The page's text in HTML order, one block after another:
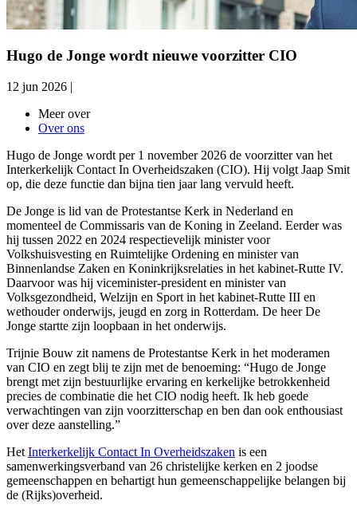
Hugo de Jonge wordt nieuwe voorzitter CIO
12 jun 2026 |
Meer over
Over ons
Hugo de Jonge wordt per 1 november 2026 de voorzitter van het
Interkerkelijk Contact In Overheidszaken (CIO). Hij volgt Jaap Smit
op, die deze functie dan bijna tien jaar lang vervuld heeft.
De Jonge is lid van de Protestantse Kerk in Nederland en
momenteel de Commissaris van de Koning in Zeeland. Eerder was
hij tussen 2022 en 2024 respectievelijk minister voor
Volkshuisvesting en Ruimtelijke Ordening en minister van
Binnenlandse Zaken en Koninkrijksrelaties in het kabinet-Rutte IV.
Daarvoor was hij viceminister-president en minister van
Volksgezondheid, Welzijn en Sport in het kabinet-Rutte III en
wethouder onderwijs, jeugd en zorg in Rotterdam. De heer De
Jonge startte zijn loopbaan in het onderwijs.
Trijnie Bouw zit namens de Protestantse Kerk in het moderamen
van CIO en zegt blij te zijn met de benoeming: “Hugo de Jonge
brengt met zijn bestuurlijke ervaring en kerkelijke betrokkenheid
precies de combinatie die het CIO nodig heeft. Ik heb goede
verwachtingen van zijn voorzitterschap en ben dan ook enthousiast
over deze aanstelling.”
Het Interkerkelijk Contact In Overheidszaken is een
samenwerkingsverband van 26 christelijke kerken en 2 joodse
gemeenschappen en behartigt hun gemeenschappelijke belangen bij
de (Rijks)overheid.